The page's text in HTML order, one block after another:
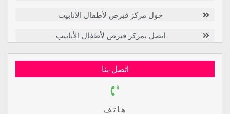
حول مركز قبرص لأطفال الأنابيب
اتصل بمركز قبرص لأطفال الأنابيب
اتصل-بنا
هاتف